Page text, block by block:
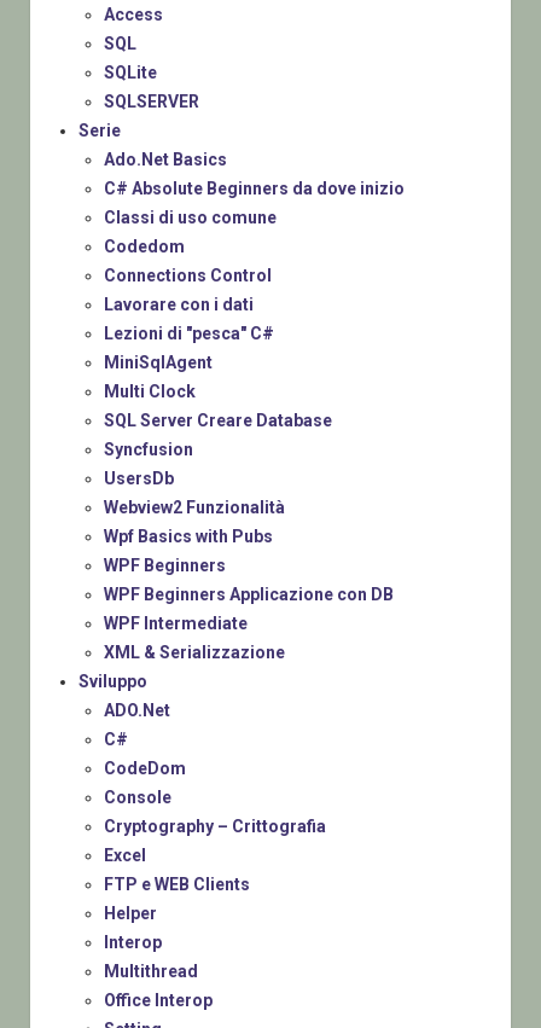
Access
SQL
SQLite
SQLSERVER
Serie
Ado.Net Basics
C# Absolute Beginners da dove inizio
Classi di uso comune
Codedom
Connections Control
Lavorare con i dati
Lezioni di "pesca" C#
MiniSqlAgent
Multi Clock
SQL Server Creare Database
Syncfusion
UsersDb
Webview2 Funzionalità
Wpf Basics with Pubs
WPF Beginners
WPF Beginners Applicazione con DB
WPF Intermediate
XML & Serializzazione
Sviluppo
ADO.Net
C#
CodeDom
Console
Cryptography – Crittografia
Excel
FTP e WEB Clients
Helper
Interop
Multithread
Office Interop